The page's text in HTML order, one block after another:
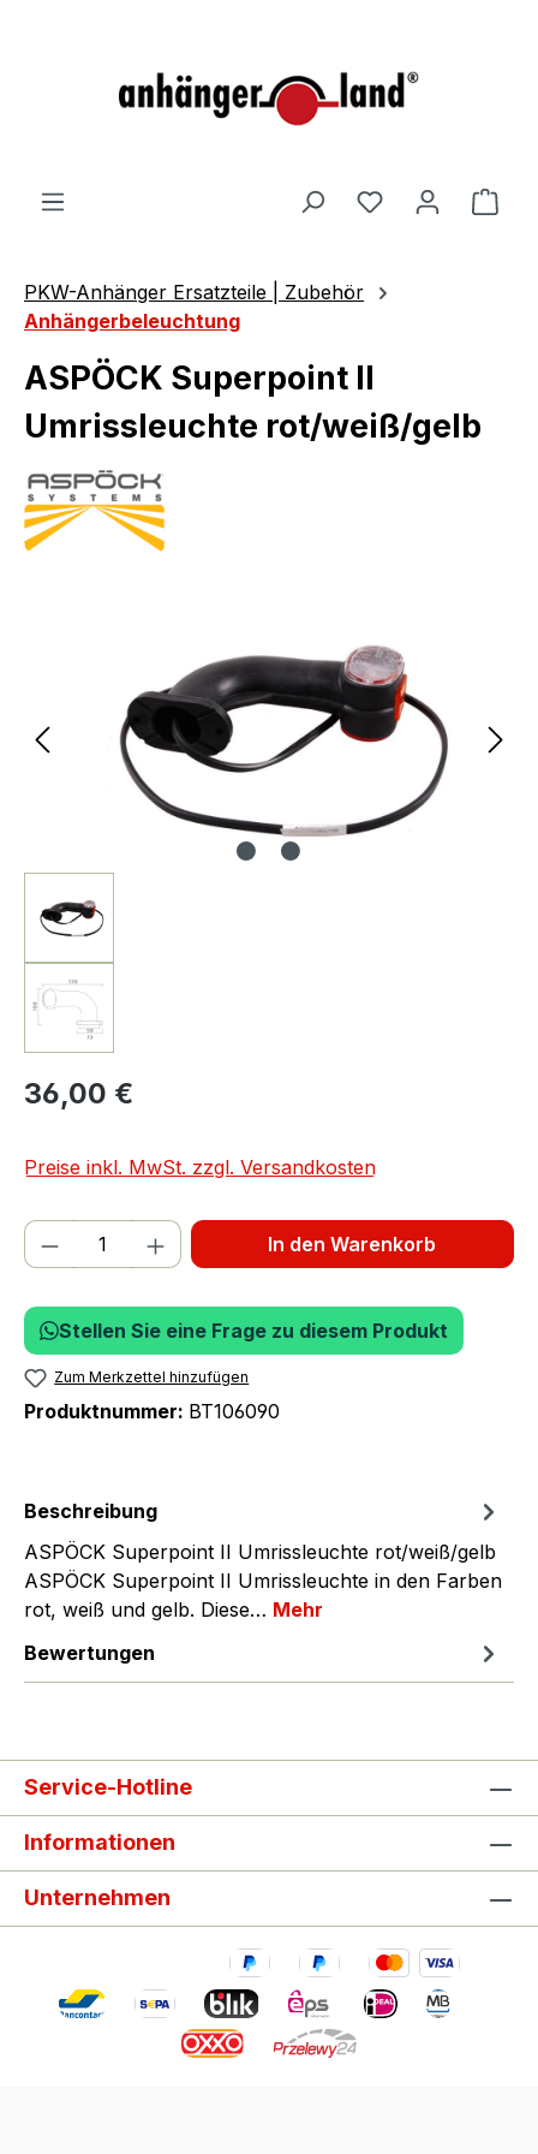
PKW-Anhänger Ersatzteile | Zubehör
Anhängerbeleuchtung
ASPÖCK Superpoint II
Umrissleuchte rot/weiß/gelb
36,00 €
Preise inkl. MwSt. zzgl. Versandkosten
Produkt Anzahl: Gib den gewünschten
In den Warenkorb
Stellen Sie eine Frage zu diesem Produkt
Zum Merkzettel hinzufügen
Produktnummer: BT106090
Beschreibung
ASPÖCK Superpoint II Umrissleuchte rot/weiß/gelb
ASPÖCK Superpoint II Umrissleuchte in den Farben
rot, weiß und gelb. Diese… Mehr
Bewertungen
Service-Hotline
Informationen
Unternehmen